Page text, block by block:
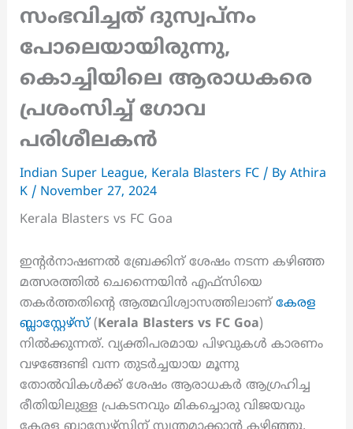
സംഭവിച്ചത് ദുസ്വപ്‌നം
പോലെയായിരുന്നു,
കൊച്ചിയിലെ ആരാധകരെ
പ്രശംസിച്ച് ഗോവ
പരിശീലകൻ
Indian Super League, Kerala Blasters FC/ By Athira
K / November 27, 2024
Kerala Blasters vs FC Goa
ഇന്റർനാഷണൽ ബ്രേക്കിന് ശേഷം നടന്ന കഴിഞ്ഞ
മത്സരത്തിൽ ചെന്നൈയിൻ എഫ്‌സിയെ
തകർത്തതിന്റെ ആത്മവിശ്വാസത്തിലാണ് കേരള
ബ്ലാസ്റ്റേഴ്‌സ്(Kerala Blasters vs FC Goa)
നിൽക്കുന്നത്. വ്യക്തിപരമായ പിഴവുകൾ കാരണം
വഴങ്ങേണ്ടി വന്ന തുടർച്ചയായ മൂന്നു
തോൽവികൾക്ക് ശേഷം ആരാധകർ ആഗ്രഹിച്ച
രീതിയിലുള്ള പ്രകടനവും മികച്ചൊരു വിജയവും